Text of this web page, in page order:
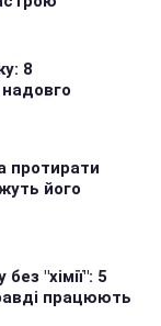
8
надовго
протирати
його
"хімії": 5
працюють